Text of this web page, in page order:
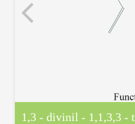
1,3 - divinil - 1,1,3,3 -